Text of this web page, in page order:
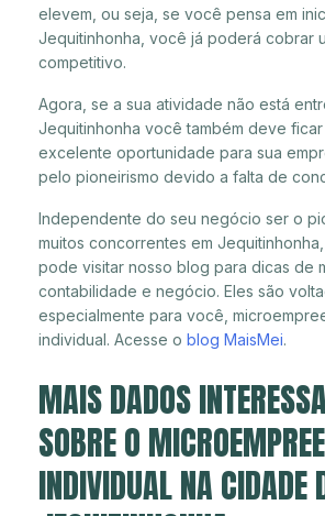
elevem, ou seja, se você pensa em
Jequitinhonha, você já poderá cobrar
competitivo.
Agora, se a sua atividade não está
Jequitinhonha você também deve
excelente oportunidade para sua
pelo pioneirismo devido a falta de
Independente do seu negócio ser o
muitos concorrentes em
pode visitar nosso blog para dicas de
contabilidade e negócio. Eles são
especialmente para você,
individual. Acesse o blog MaisMei.
MAIS DADOS
SOBRE O
INDIVIDUAL NA CIDADE